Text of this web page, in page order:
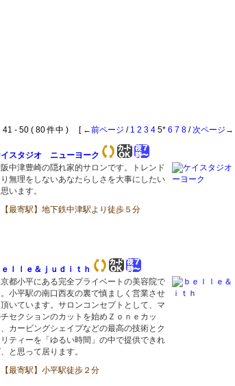
- 50 ( 80 件中 ) [ ←前ページ / 1 2 3 4 5* 6 7 8 / 次ページ→
スタジオ ニューヨーク
中津豊崎の隠れ家的サロンです。トレンド
無理をしないあなたらしさを大事にしたい
います。
【最寄駅】地下鉄中津駅より徒歩５分
ｌｌｅ＆ｊｕｄｉｔｈ
都小平にある完全プライベートの美容院で
小平駅の南口西友の裏で慎ましく営業させ
いています。サロンコンセプトとして、マ
セクションのカットを始めＺｏｎｅカッ
カービングシェイプなどの最高の技術とク
ティーを「ゆるい時間」の中で提供できれ
と思って居ります。
【最寄駅】小平駅徒歩２分